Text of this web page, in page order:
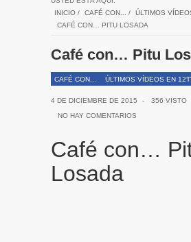
INICIO / CAFÉ CON... / ÚLTIMOS
CAFÉ CON… PITU LOSADA
Café con… Pitu
CAFÉ CON... ÚLTIMOS VÍDEOS EN
4 DE DICIEMBRE DE 2015 - 356 VISTO
NO HAY COMENTARIOS
Café con…
Losada